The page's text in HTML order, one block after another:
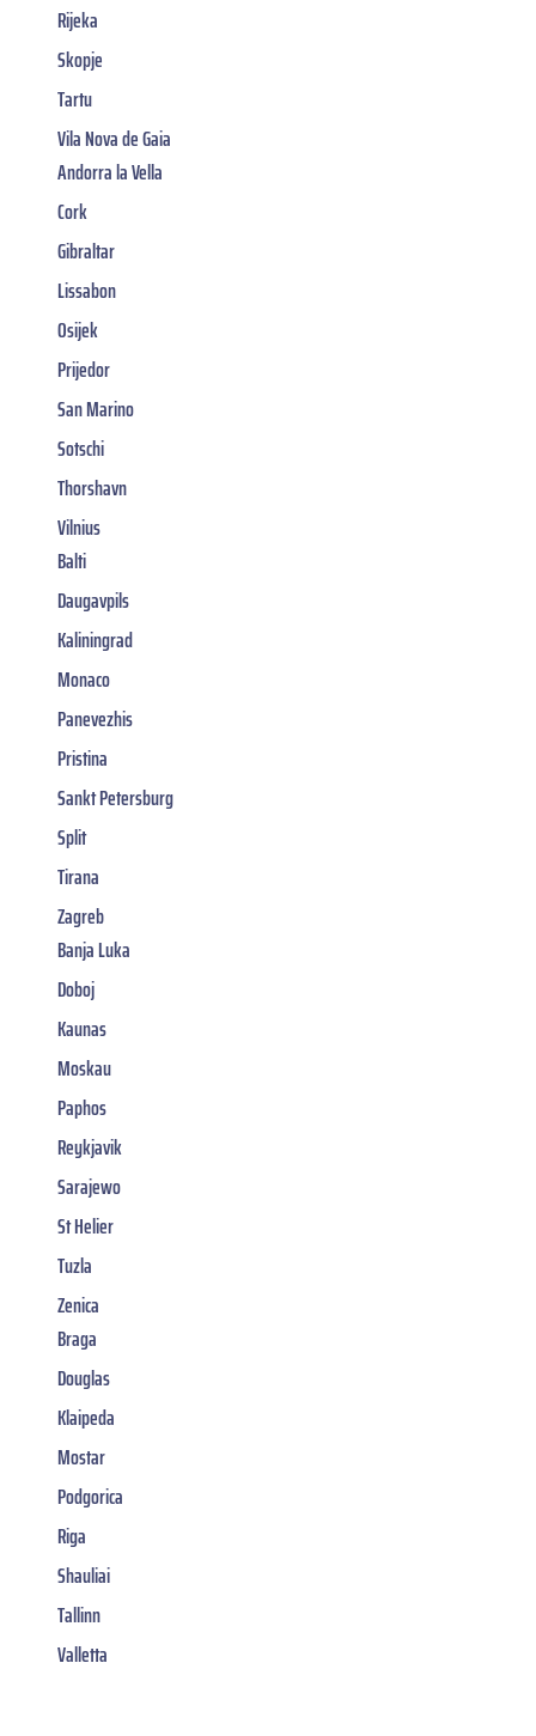
Rijeka
Skopje
Tartu
Vila Nova de Gaia
Andorra la Vella
Cork
Gibraltar
Lissabon
Osijek
Prijedor
San Marino
Sotschi
Thorshavn
Vilnius
Balti
Daugavpils
Kaliningrad
Monaco
Panevezhis
Pristina
Sankt Petersburg
Split
Tirana
Zagreb
Banja Luka
Doboj
Kaunas
Moskau
Paphos
Reykjavik
Sarajewo
St Helier
Tuzla
Zenica
Braga
Douglas
Klaipeda
Mostar
Podgorica
Riga
Shauliai
Tallinn
Valletta